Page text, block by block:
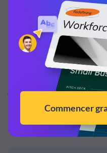
styles différents
esthétique de votre
image de marque.
Vous pouvez facilement
publicitaires Facebook
à l'aide d'un outil comme